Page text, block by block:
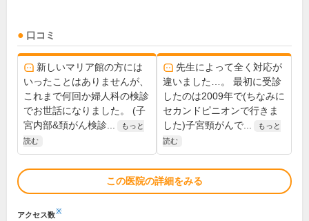
口コミ
新しいマリア館の方には
いったことはありませんが、
これまで何回か婦人科の検診
でお世話になりました。 (子
宮内部&頚がん検診...
もっと
読む
先生によって全く対応が
違いました…。 最初に受診
したのは2009年で(ちなみに
セカンドピニオンで行きま
した)子宮頸がんで...
もっと
読む
この医院の詳細をみる
アクセス数※